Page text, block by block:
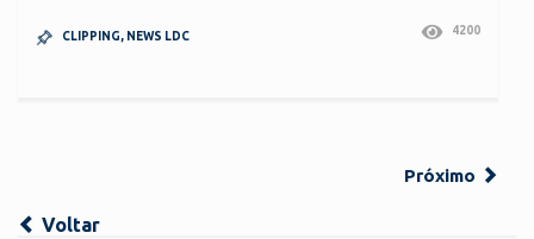
CLIPPING, NEWS LDC 4200
Próximo
Voltar